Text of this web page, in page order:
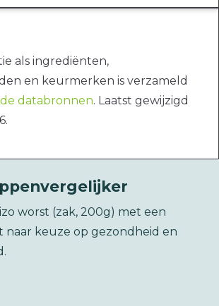
als ingrediënten,
en keurmerken is verzameld
databronnen. Laatst gewijzigd
worst (zak, 200g) met een
keuze op gezondheid en